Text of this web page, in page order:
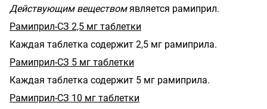
Действующим веществомявляется рамиприл.
Рамиприл-СЗ 2,5 мг таблетки
Каждая таблетка содержит 2,5 мг рамиприла.
Рамиприл-СЗ 5 мг таблетки
Каждая таблетка содержит 5 мг рамиприла.
Рамиприл-СЗ 10 мг таблетки